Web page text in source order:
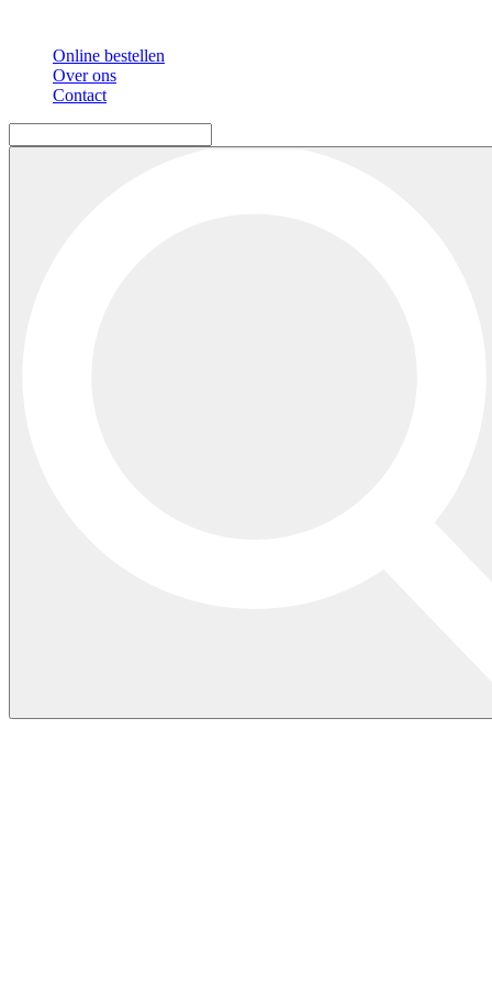
Online bestellen
Over ons
Contact